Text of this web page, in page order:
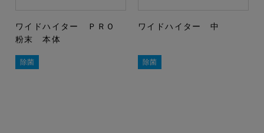
ワイドハイター ＰＲＯ
粉末 本体
除菌
ワイドハイター 中
除菌